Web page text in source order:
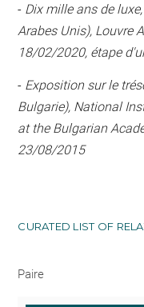
- Dix mille ans de
Arabes Unis), Louvre
18/02/2020, étape
- Exposition sur le
Bulgarie), National
at the Bulgarian
23/08/2015
CURATED LIST OF
Paire